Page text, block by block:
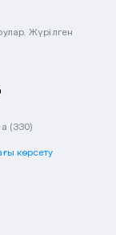
Жүрілген
(330)
көрсету